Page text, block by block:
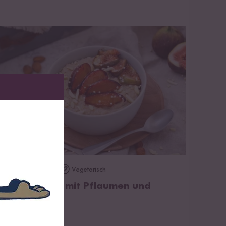
Vegetarisch
Porridge mit Pflaumen und
Zimt